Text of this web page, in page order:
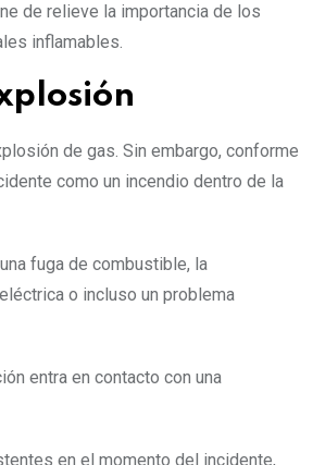
de relieve la importancia de los
inflamables.
de gas. Sin embargo, conforme
como un incendio dentro de la
fuga de combustible, la
o incluso un problema
entra en contacto con una
en el momento del incidente,